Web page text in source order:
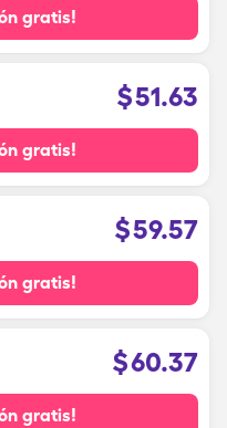
gratis!
$51.63
gratis!
$59.57
gratis!
$60.37
gratis!